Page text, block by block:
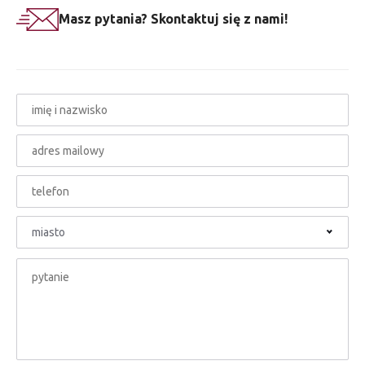
Masz pytania? Skontaktuj się z nami!
miasto